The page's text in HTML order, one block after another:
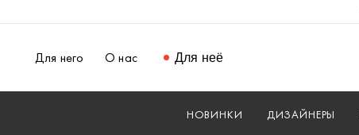
Для него О нас Для неё
НОВИНКИ ДИЗАЙНЕРЫ